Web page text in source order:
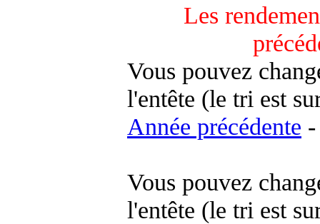
Les
Vous pouvez
l'entête (le tri est
Année précédente
Vous pouvez
l'entête (le tri est